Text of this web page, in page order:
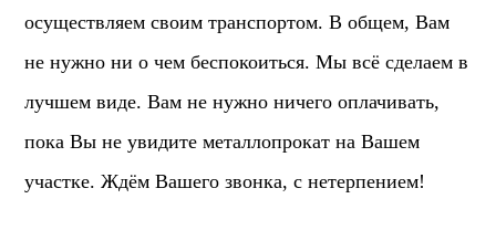
осуществляем своим транспортом. В общем, Вам
не нужно ни о чем беспокоиться. Мы всё сделаем в
лучшем виде. Вам не нужно ничего оплачивать,
пока Вы не увидите металлопрокат на Вашем
участке. Ждём Вашего звонка, с нетерпением!